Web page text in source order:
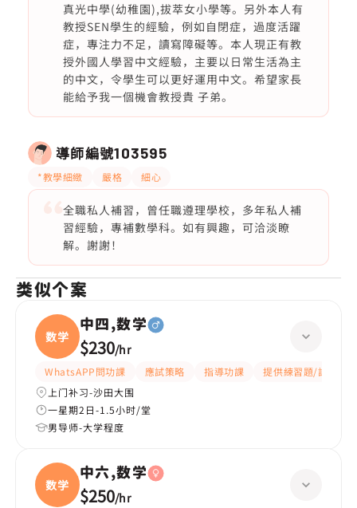
真光中學(幼稚園),拔萃女小學等。另外本人有
教授SEN學生的經驗，例如自閉症，過度活躍
症，專注力不足，讀寫障礙等。本人現正有教
授外國人學習中文經驗，主要以日常生活為主
的中文，令學生可以更好運用中文。希望家長
能給予我一個機會教授貴 子弟。
導師編號103595
*教學細緻 嚴格 細心
全職私人補習，曾任職遵理學校，多年私人補
習經驗，專補數學科。如有興趣，可洽淡瞭
解。謝謝！
类似个案
数学
中四,数学
$230/hr
WhatsAPP問功課 應試策略 指導功課
提供練習題/試題
上门补习-沙田大围
一星期2日-1.5小时/堂
男导师-大学程度
数学
中六,数学
$250/hr